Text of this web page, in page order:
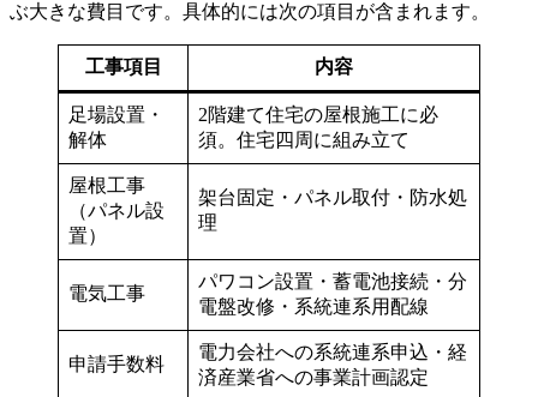
ぶ大きな費目です。具体的には次の項目が含まれます。
工事項目 内容
足場設置・
解体
2階建て住宅の屋根施工に必
須。住宅四周に組み立て
屋根工事
（パネル設
置）
架台固定・パネル取付・防水処
理
電気工事
パワコン設置・蓄電池接続・分
電盤改修・系統連系用配線
申請手数料
電力会社への系統連系申込・経
済産業省への事業計画認定